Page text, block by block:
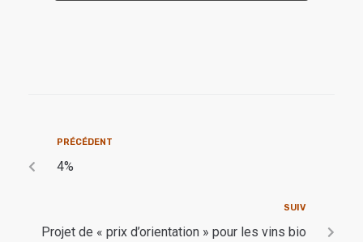
PRÉCÉDENT
4%
SUIV
Projet de « prix d’orientation » pour les vins bio